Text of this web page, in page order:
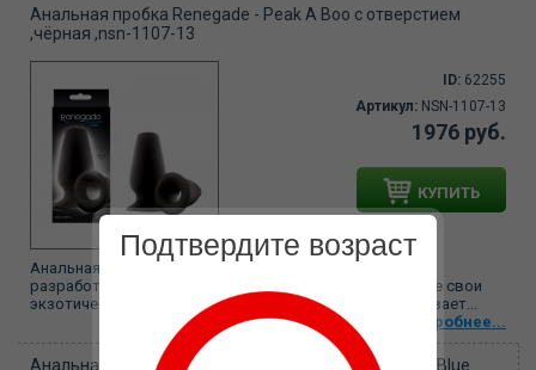
Анальная пробка Renegade - Peak A Boo с отверстием
,чёрная ,nsn-1107-13
ID: 62255
Артикул: NSN-1107-13
1976 руб.
КУПИТЬ
Анальная пробка с отверстием Renegade - Peak A Boo -
разработана для эротических приключений. Воплотите свои
экзотические фантазии. Прочное основание обеспечивает...
Подробнее...
Анальная пробка каплевидная Firefly - Ace I - Plug - Blue
Подтвердите возраст